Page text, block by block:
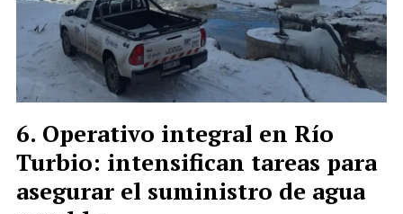
Operativo integral en Río
Turbio: intensifican tareas para
asegurar el suministro de agua